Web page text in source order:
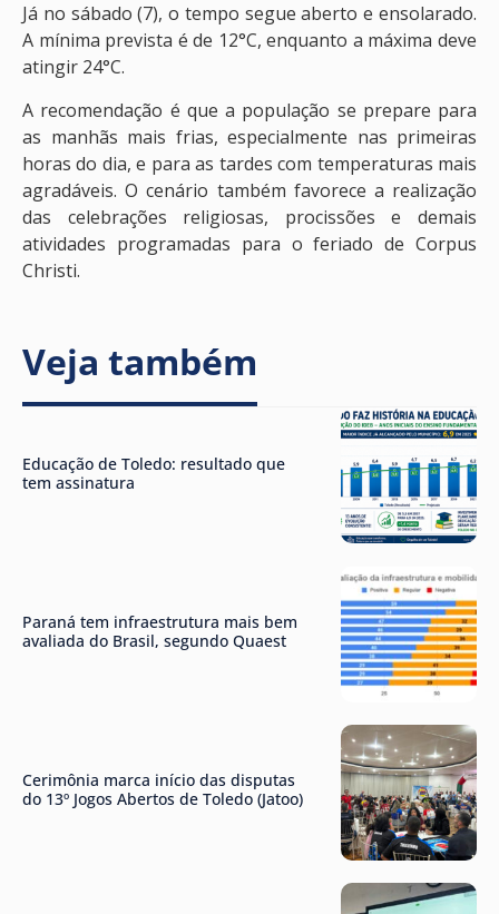
Já no sábado (7), o tempo segue aberto e ensolarado.
A mínima prevista é de 12°C, enquanto a máxima deve
atingir 24°C.
A recomendação é que a população se prepare para
as manhãs mais frias, especialmente nas primeiras
horas do dia, e para as tardes com temperaturas mais
agradáveis. O cenário também favorece a realização
das celebrações religiosas, procissões e demais
atividades programadas para o feriado de Corpus
Christi.
Veja também
Educação de Toledo: resultado que
tem assinatura
Paraná tem infraestrutura mais bem
avaliada do Brasil, segundo Quaest
Cerimônia marca início das disputas
do 13º Jogos Abertos de Toledo (Jatoo)